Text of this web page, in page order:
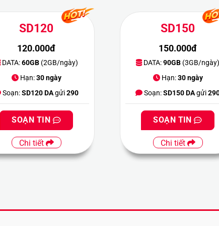
SD120
120.000đ
DATA:60GB (2GB/ngày)
Hạn:30 ngày
Soạn:SD120 DAgửi290
SOẠN TIN
Chi tiết
SD150
150.000đ
DATA:90GB (3GB/
Hạn:30 ngày
Soạn:SD150 DAgửi
SOẠN TIN
Chi tiết